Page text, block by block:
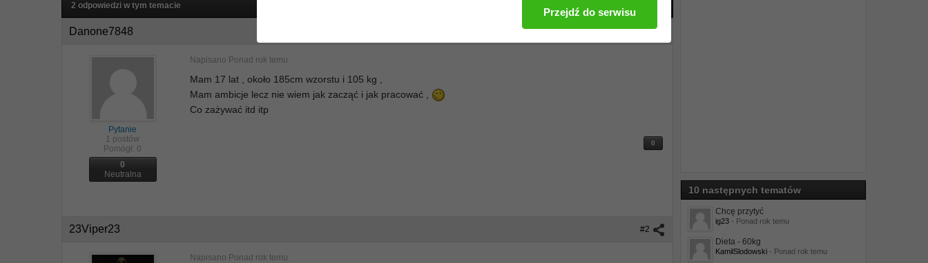
2 odpowiedzi w tym temacie
#1
Danone7848
Pytanie
1 postów
Pomógł: 0
0
Neutralna
Napisano Ponad rok temu
Mam 17 lat , około 185cm wzorstu i 105 kg ,
Mam ambicje lecz nie wiem jak zacząć i jak pracować ,
Co zażywać itd itp
0
#2
23Viper23
Napisano Ponad rok temu
10 następnych tematów
Chcę przytyć
ig23- Ponad rok temu
Dieta - 60kg
KamilSlodowski- Ponad rok temu
Przejdź do serwisu